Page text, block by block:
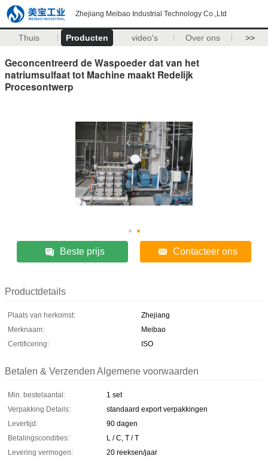
Zhejiang Meibao Industrial Technology Co.,Ltd
Thuis Producten video's Over ons >>
Geconcentreerd de Waspoeder dat van het
natriumsulfaat tot Machine maakt Redelijk
Procesontwerp
Beste prijs Contacteer ons
Productdetails
Plaats van herkomst:
Zhejiang
Merknaam:
Meibao
Certificering:
ISO
Betalen & Verzenden Algemene voorwaarden
Min. bestelaantal:
1 set
Verpakking Details:
standaard export verpakkingen
Levertijd:
90 dagen
Betalingscondities:
L / C, T / T
Levering vermogen:
20 reeksen/jaar